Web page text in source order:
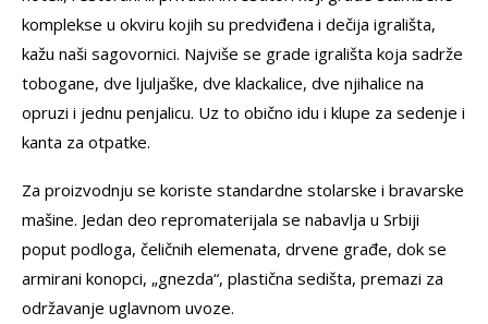
komplekse u okviru kojih su predviđena i dečija igrališta,
kažu naši sagovornici. Najviše se grade igrališta koja sadrže
tobogane, dve ljuljaške, dve klackalice, dve njihalice na
opruzi i jednu penjalicu. Uz to obično idu i klupe za sedenje i
kanta za otpatke.
Za proizvodnju se koriste standardne stolarske i bravarske
mašine. Jedan deo repromaterijala se nabavlja u Srbiji
poput podloga, čeličnih elemenata, drvene građe, dok se
armirani konopci, „gnezda“, plastična sedišta, premazi za
održavanje uglavnom uvoze.